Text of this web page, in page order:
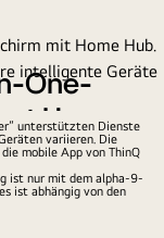
One-
Home
Google
Zuhause
Dashboard.
unterstützten Dienste
variieren. Die
mobile App von ThinQ
ist nur mit dem alpha-9-
ist abhängig von den